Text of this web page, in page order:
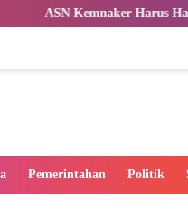
Harus Hadirkan Dampak Nyata
Pemerintahan Politik